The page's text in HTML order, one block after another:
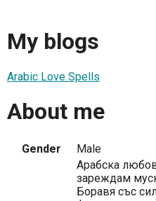
My blogs
Arabic Love Spells
About me
Gender
Male
Арабска
зареждам
Боравя със